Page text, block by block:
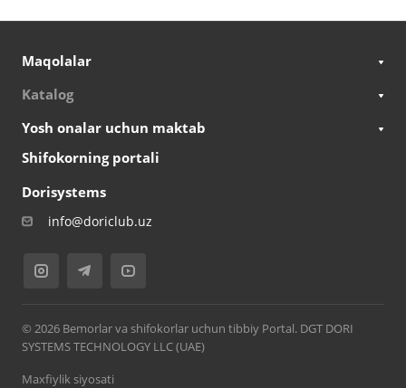
Maqolalar
Katalog
Yosh onalar uchun maktab
Shifokorning portali
Dorisystems
info@doriclub.uz
© 2026 Bemorlar va shifokorlar uchun tibbiy Portal. DGT DORI
SYSTEMS TECHNOLOGY LLC (UAE)
Maxfiylik siyosati